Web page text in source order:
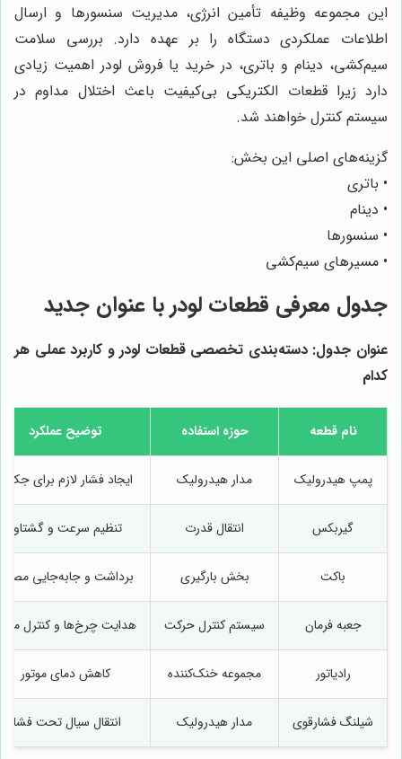
این مجموعه وظیفه تأمین انرژی، مدیریت سنسورها و ارسال
اطلاعات عملکردی دستگاه را بر عهده دارد. بررسی سلامت
سیم‌کشی‌، دینام و باتری، در خرید یا فروش لودر اهمیت زیادی
دارد زیرا قطعات الکتریکی بی‌کیفیت باعث اختلال مداوم در
سیستم کنترل خواهند شد.
گزینه‌های اصلی این بخش:
• باتری
• دینام
• سنسورها
• مسیرهای سیم‌کشی
جدول معرفی قطعات لودر با عنوان جدید
عنوان جدول: دسته‌بندی تخصصی قطعات لودر و کاربرد عملی هر
کدام
نام قطعه حوزه استفاده توضیح عملکرد
پمپ هیدرولیک مدار هیدرولیک ایجاد فشار لازم برای
گیربکس انتقال قدرت تنظیم سرعت و گشتاور
باکت بخش بارگیری برداشت و جابه‌جایی
جعبه فرمان سیستم کنترل حرکت هدایت چرخ‌ها و کنترل
رادیاتور مجموعه خنک‌کننده کاهش دمای موتور
شیلنگ‌ فشارقوی مدار هیدرولیک انتقال سیال تحت فشار